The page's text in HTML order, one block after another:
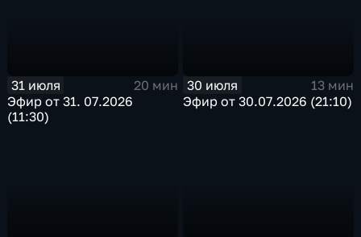
31 июля
20 мин
Эфир от 31. 07.2026
(11:30)
30 июля
13 мин
Эфир от 30.07.2026 (21:10)